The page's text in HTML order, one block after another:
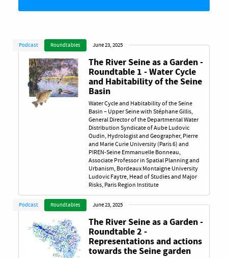
Podcast Roundtables June 23, 2025
The River Seine as a Garden -
Roundtable 1 - Water Cycle
and Habitability of the Seine
Basin
Water Cycle and Habitability of the Seine
Basin – Upper Seine with Stéphane Gillis,
General Director of the Departmental Water
Distribution Syndicate of Aube Ludovic
Oudin, Hydrologist and Geographer, Pierre
and Marie Curie University (Paris 6) and
PIREN-Seine Emmanuelle Bonneau,
Associate Professor in Spatial Planning and
Urbanism, Bordeaux Montaigne University
Ludovic Faytre, Head of Studies and Major
Risks, Paris Region Institute
Podcast Roundtables June 23, 2025
The River Seine as a Garden -
Roundtable 2 -
Representations and actions
towards the Seine garden